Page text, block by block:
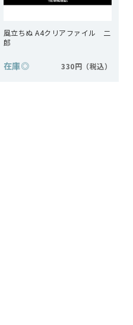
風立ちぬ A4クリアファイル 二
郎
在庫◎ 330円